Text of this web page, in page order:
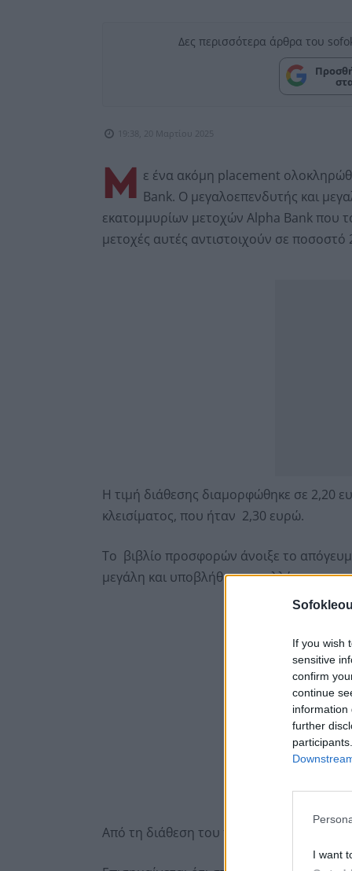
If you wish
sensitive
confirm
continue
information
further
I want
Δες περισσότερα άρθρα του
19:38, 20 Μαρτίου 2025
Μ
ε ένα ακόμη placement
Bank. Ο μεγαλοεπενδυτής και
εκατομμυρίων μετοχών Alpha Bank που
μετοχές αυτές αντιστοιχούν σε ποσοστό
Η τιμή διάθεσης διαμορφώθηκε σε 2,20
κλεισίματος, που ήταν 2,30 ευρώ.
Το βιβλίο προσφορών άνοιξε το
μεγάλη και υποβλήθηκαν πολλές
Από τη διάθεση του πακέτου ο